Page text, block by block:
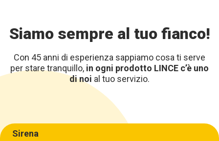
Siamo sempre al tuo fianco!
Con 45 anni di esperienza sappiamo cosa ti serve
per stare tranquillo, in ogni prodotto LINCE c’è uno
di noi al tuo servizio.
Sirena